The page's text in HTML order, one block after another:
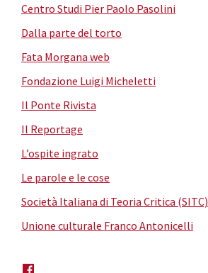
Centro Studi Pier Paolo Pasolini
Dalla parte del torto
Fata Morgana web
Fondazione Luigi Micheletti
Il Ponte Rivista
Il Reportage
L’ospite ingrato
Le parole e le cose
Società Italiana di Teoria Critica (SITC)
Unione culturale Franco Antonicelli